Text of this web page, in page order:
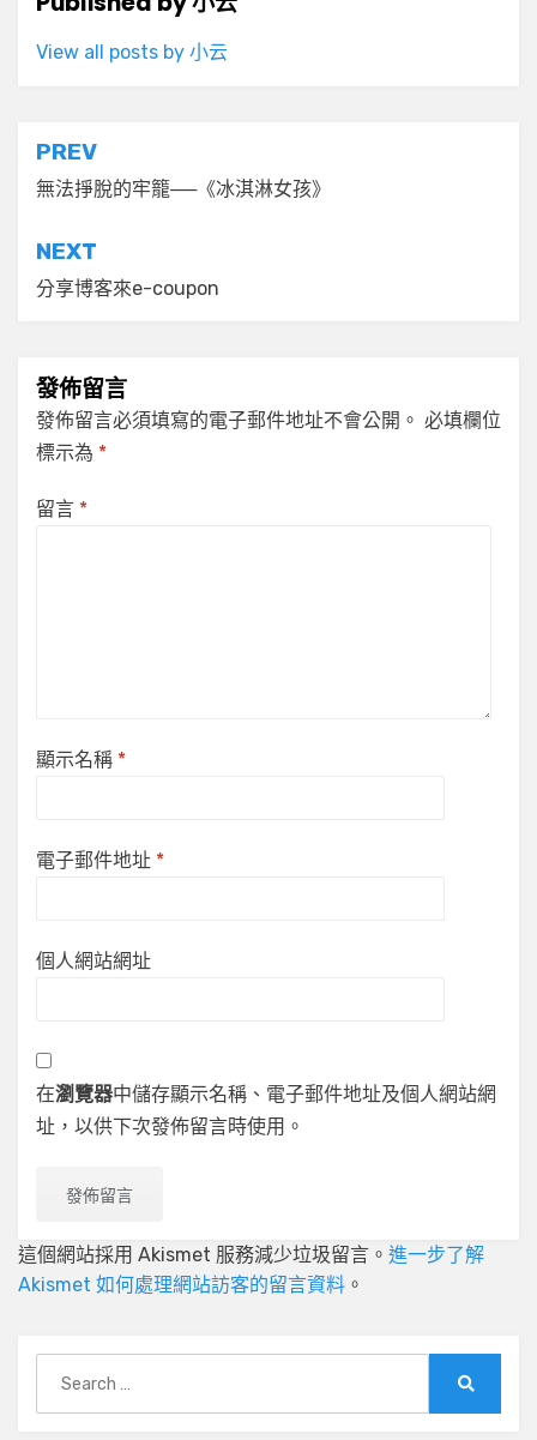
View all posts by 小云
文
章
導
覽
PREV
無法掙脫的牢籠──《冰淇淋女孩》
NEXT
分享博客來e-coupon
發佈留言
發佈留言必須填寫的電子郵件地址不會公開。 必填欄位
標示為 *
留言 *
顯示名稱 *
電子郵件地址 *
個人網站網址
在瀏覽器中儲存顯示名稱、電子郵件地址及個人網站網
址，以供下次發佈留言時使用。
這個網站採用 Akismet 服務減少垃圾留言。 進一步了解
Akismet 如何處理網站訪客的留言資料 。
for: